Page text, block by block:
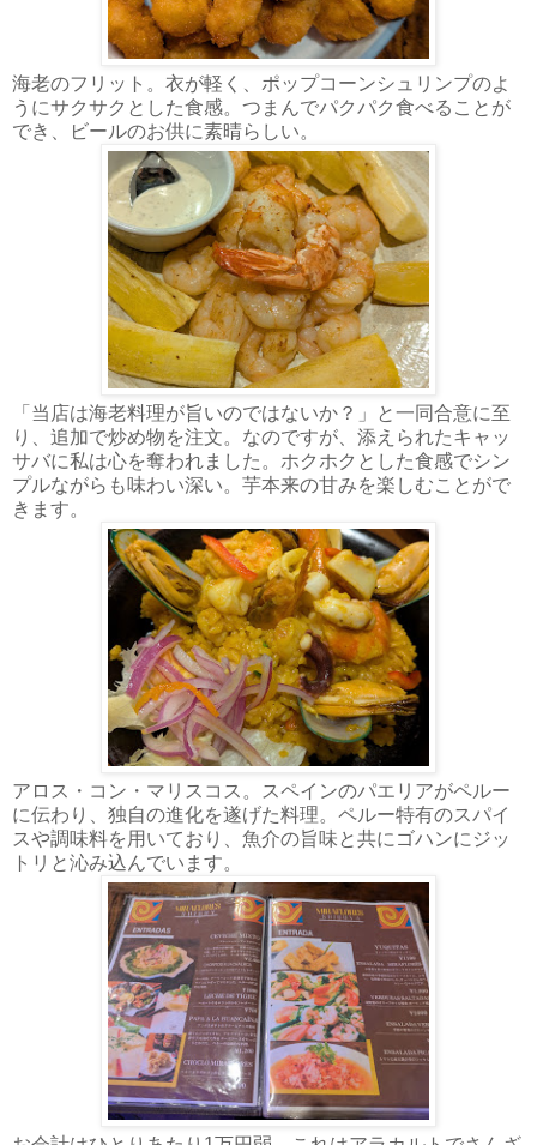
海老のフリット。衣が軽く、ポップコーンシュリンプのよ
うにサクサクとした食感。つまんでパクパク食べることが
でき、ビールのお供に素晴らしい。
「当店は海老料理が旨いのではないか？」と一同合意に至
り、追加で炒め物を注文。なのですが、添えられたキャッ
サバに私は心を奪われました。ホクホクとした食感でシン
プルながらも味わい深い。芋本来の甘みを楽しむことがで
きます。
アロス・コン・マリスコス。スペインのパエリアがペルー
に伝わり、独自の進化を遂げた料理。ペルー特有のスパイ
スや調味料を用いており、魚介の旨味と共にゴハンにジッ
トリと沁み込んでいます。